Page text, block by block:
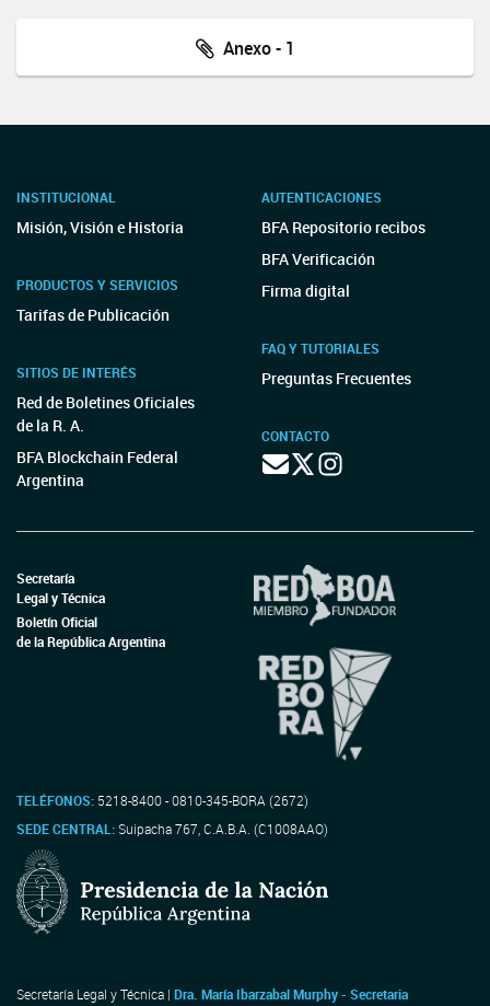
Anexo - 1
INSTITUCIONAL
Misión, Visión e Historia
PRODUCTOS Y SERVICIOS
Tarifas de Publicación
SITIOS DE INTERÉS
Red de Boletines Oficiales
de la R. A.
BFA Blockchain Federal
Argentina
AUTENTICACIONES
BFA Repositorio recibos
BFA Verificación
Firma digital
FAQ Y TUTORIALES
Preguntas Frecuentes
CONTACTO
Secretaría
Legal y Técnica
Boletín Oficial
de la República Argentina
TELÉFONOS: 5218-8400 - 0810-345-BORA (2672)
SEDE CENTRAL:Suipacha 767, C.A.B.A. (C1008AAO)
Secretaría Legal y Técnica | Dra. María Ibarzabal Murphy - Secretaria